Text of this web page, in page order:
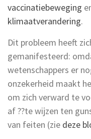
vaccinatiebeweging
klimaatverandering.
Dit probleem heeft
gemanifesteerd:
wetenschappers er
onzekerheid maakt
om zich verward te
af ??te wijzen ten
van feiten (zie deze